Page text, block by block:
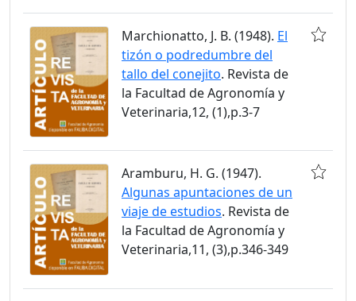
Marchionatto, J. B. (1948). El
tizón o podredumbre del
tallo del conejito. Revista de
la Facultad de Agronomía y
Veterinaria,12, (1),p.3-7
Aramburu, H. G. (1947).
Algunas apuntaciones de un
viaje de estudios. Revista de
la Facultad de Agronomía y
Veterinaria,11, (3),p.346-349